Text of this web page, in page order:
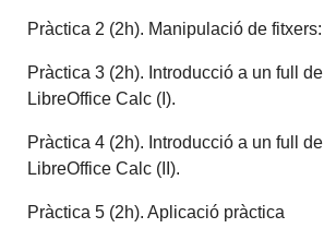
Pràctica 2 (2h). Manipulació de
Pràctica 3 (2h). Introducció a un full
LibreOffice Calc (I).
Pràctica 4 (2h). Introducció a un full
LibreOffice Calc (II).
Pràctica 5 (2h). Aplicació pràctica